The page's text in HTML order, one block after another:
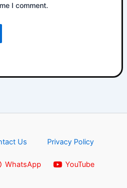
I comment.
Us Privacy Policy
WhatsApp YouTube